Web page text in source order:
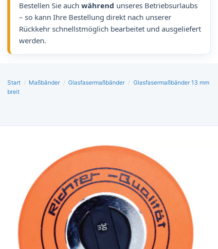
Bestellen Sie auch während unseres Betriebsurlaubs
– so kann Ihre Bestellung direkt nach unserer
Rückkehr schnellstmöglich bearbeitet und ausgeliefert
werden.
Start / Maßbänder / Glasfasermaßbänder / Glasfasermaßbänder 13 mm
breit